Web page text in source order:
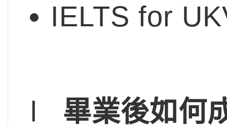
IELTS for
l 畢業後如何